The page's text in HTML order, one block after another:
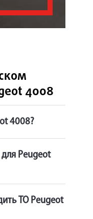
4008
4008?
Peugeot
ТО Peugeot